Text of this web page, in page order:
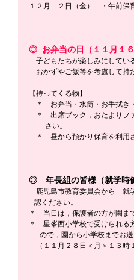
１２月　２日（金）　・午前保
◎  お弁当の日（１１月１６
子どもたちが楽しみにしてい
おかずやご飯等を考慮して持
【持ってくる物】
＊　お弁当・水筒・お手拭き
＊　出席ブック，おたよりフ
         さい。
＊　昼から預かり保育を利用
◎　年長組の皆様（就学時
鹿児島市教育委員会から「就
   認ください。
＊　当日は，保護者の方が園ま
＊　星峯西小学校で受けられ
ので，園から小学校ま
（１１月２８日＜月＞１３時